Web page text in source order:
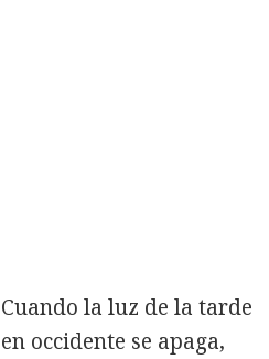
Cuando la luz de la tarde
en occidente se apaga,